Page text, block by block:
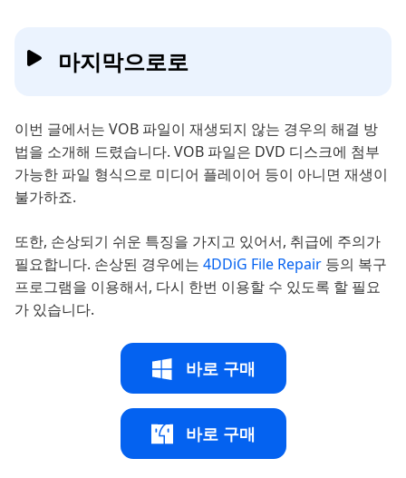
마지막으로로
이번 글에서는 VOB 파일이 재생되지 않는 경우의 해결 방
법을 소개해 드렸습니다. VOB 파일은 DVD 디스크에 첨부
가능한 파일 형식으로 미디어 플레이어 등이 아니면 재생이
불가하죠.
또한, 손상되기 쉬운 특징을 가지고 있어서, 취급에 주의가
필요합니다. 손상된 경우에는 4DDiG File Repair 등의 복구
프로그램을 이용해서, 다시 한번 이용할 수 있도록 할 필요
가 있습니다.
바로 구매
바로 구매